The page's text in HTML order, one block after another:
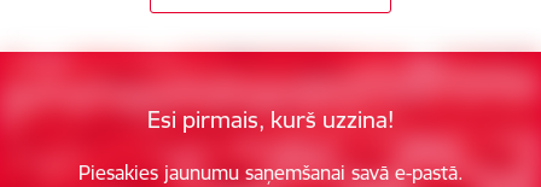
Esi pirmais, kurš uzzina!
Piesakies jaunumu saņemšanai savā e-pastā.